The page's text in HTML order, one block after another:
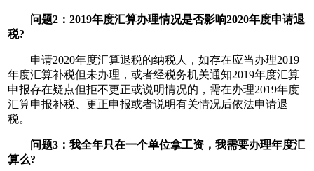
问题2：2019年度汇算办理情况是否影响2020年度申请退
税?
申请2020年度汇算退税的纳税人，如存在应当办理2019
年度汇算补税但未办理，或者经税务机关通知2019年度汇算
申报存在疑点但拒不更正或说明情况的，需在办理2019年度
汇算申报补税、更正申报或者说明有关情况后依法申请退
税。
问题3：我全年只在一个单位拿工资，我需要办理年度汇
算么?